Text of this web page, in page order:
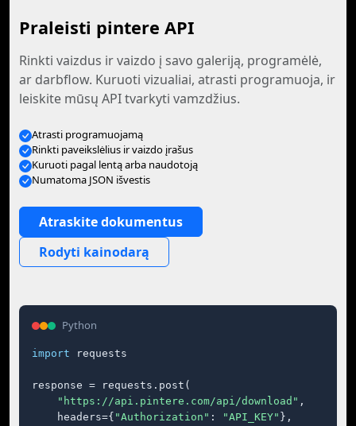
Praleisti pintere API
Rinkti vaizdus ir vaizdo į savo galeriją, programėlė,
ar darbflow. Kuruoti vizualiai, atrasti programuoja, ir
leiskite mūsų API tvarkyti vamzdžius.
Atrasti programuojamą
Rinkti paveikslėlius ir vaizdo įrašus
Kuruoti pagal lentą arba naudotoją
Numatoma JSON išvestis
Atraskite dokumentus
Rodyti kainodarą
Python
import requests
response = requests.post(
"https://api.pintere.com/api/download" ,
    headers={
"Authorization" : "API_KEY" },